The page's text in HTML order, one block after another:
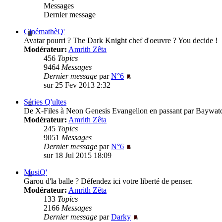
Messages
Dernier message
CinémathèQ'
Avatar pourri ? The Dark Knight chef d'oeuvre ? You decide !
Modérateur: Amrith Zêta
456 Topics
9464 Messages
Dernier message parN°6
sur 25 Fev 2013 2:32
Séries Q'ultes
De X-Files à Neon Genesis Evangelion en passant par
Modérateur: Amrith Zêta
245 Topics
9051 Messages
Dernier message parN°6
sur 18 Jul 2015 18:09
MusiQ'
Garou d'la balle ? Défendez ici votre liberté de penser.
Modérateur: Amrith Zêta
133 Topics
2166 Messages
Dernier message parDarky